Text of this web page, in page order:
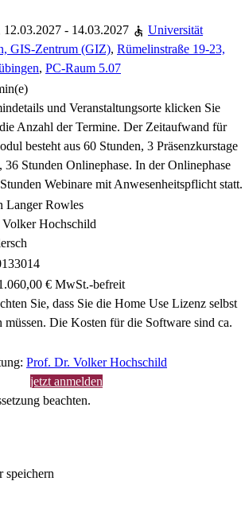
12.03.2027 - 14.03.2027
Universität
GIS-Zentrum (GIZ), Rümelinstraße 19-23,
, PC-Raum 5.07
und Veranstaltungsorte klicken Sie
Anzahl der Termine. Der Zeitaufwand für
besteht aus 60 Stunden, 3 Präsenzkurstage
36 Stunden Onlinephase. In der Onlinephase
Webinare mit Anwesenheitspflicht statt.
Langer Rowles
Hochschild
€ MwSt.-befreit
Sie, dass Sie die Home Use Lizenz selbst
müssen. Die Kosten für die Software sind ca.
Prof. Dr. Volker Hochschild
jetzt anmelden
beachten.
speichern